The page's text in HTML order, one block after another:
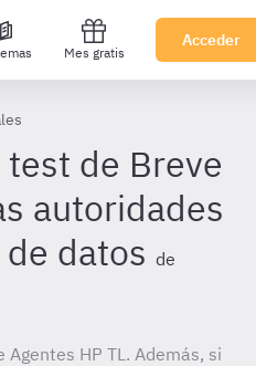
Mes gratis
Acceder
de Breve
autoridades
datos de
HP TL. Además, si